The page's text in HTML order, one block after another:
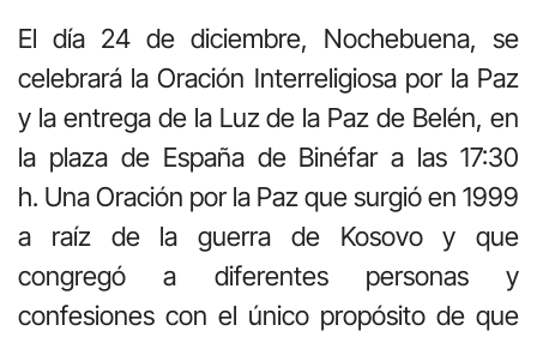
El día 24 de diciembre, Nochebuena, se
celebrará la Oración Interreligiosa por la Paz
y la entrega de la Luz de la Paz de Belén, en
la plaza de España de Binéfar a las 17:30
h. Una Oración por la Paz que surgió en 1999
a raíz de la guerra de Kosovo y que
congregó a diferentes personas y
confesiones con el único propósito de que